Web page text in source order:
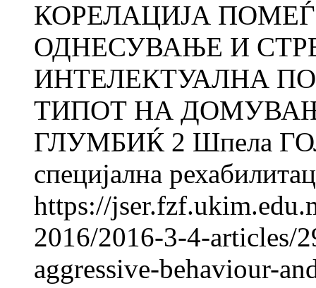
КОРЕЛАЦИЈА
ОДНЕСУВАЊЕ И
ИНТЕЛЕКТУАЛНА
ТИПОТ НА
ГЛУМБИЌ 2 Шпела
специјална
https://
2016/2016-3-4-articles/
aggressive-behaviour-